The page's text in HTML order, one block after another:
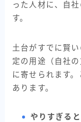
った人材に、自
す。
土台がすでに賢
定の用途（自社
に寄せられます
あります。
やりすぎる